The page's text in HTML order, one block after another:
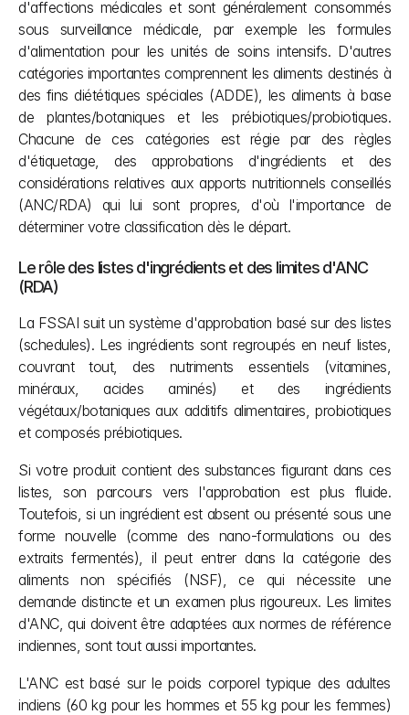
d'affections médicales et sont généralement consommés
sous surveillance médicale, par exemple les formules
d'alimentation pour les unités de soins intensifs. D'autres
catégories importantes comprennent les aliments destinés à
des fins diététiques spéciales (ADDE), les aliments à base
de plantes/botaniques et les prébiotiques/probiotiques.
Chacune de ces catégories est régie par des règles
d'étiquetage, des approbations d'ingrédients et des
considérations relatives aux apports nutritionnels conseillés
(ANC/RDA) qui lui sont propres, d'où l'importance de
déterminer votre classification dès le départ.
Le rôle des listes d'ingrédients et des limites d'ANC
(RDA)
La FSSAI suit un système d'approbation basé sur des listes
(schedules). Les ingrédients sont regroupés en neuf listes,
couvrant tout, des nutriments essentiels (vitamines,
minéraux, acides aminés) et des ingrédients
végétaux/botaniques aux additifs alimentaires, probiotiques
et composés prébiotiques.
Si votre produit contient des substances figurant dans ces
listes, son parcours vers l'approbation est plus fluide.
Toutefois, si un ingrédient est absent ou présenté sous une
forme nouvelle (comme des nano-formulations ou des
extraits fermentés), il peut entrer dans la catégorie des
aliments non spécifiés (NSF), ce qui nécessite une
demande distincte et un examen plus rigoureux. Les limites
d'ANC, qui doivent être adaptées aux normes de référence
indiennes, sont tout aussi importantes.
L'ANC est basé sur le poids corporel typique des adultes
indiens (60 kg pour les hommes et 55 kg pour les femmes)